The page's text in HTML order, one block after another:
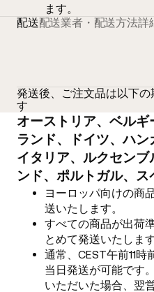
ます。
配送配送業者・配送方法詳
発送後、ご注文品は以下の
す
オーストリア、ベル
ランド、ドイツ、ハン
イタリア、ルクセン
ンド、ポルトガル、
ヨーロッパ向けの商
送いたします。
すべての商品が出荷
とめて発送いたします
通常、CEST午前11時
当日発送が可能です
いただいた場合、翌